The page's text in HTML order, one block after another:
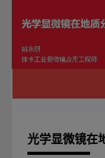
光学显微镜在